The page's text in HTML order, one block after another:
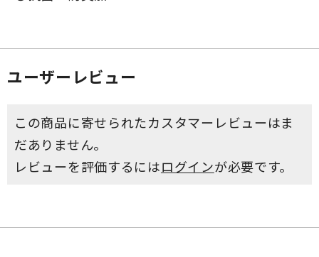
ユーザーレビュー
この商品に寄せられたカスタマーレビューはま
だありません。
レビューを評価するにはログインが必要です。